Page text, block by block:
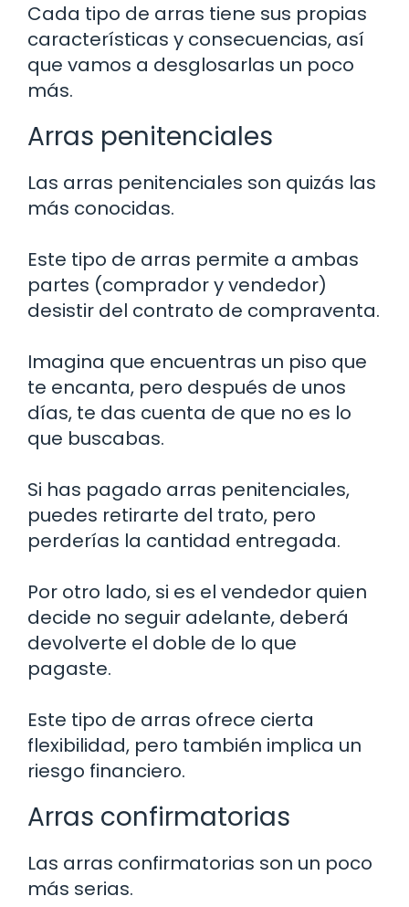
Cada tipo de arras tiene sus propias
características y consecuencias, así
que vamos a desglosarlas un poco
más.
Arras penitenciales
Las arras penitenciales son quizás las
más conocidas.
Este tipo de arras permite a ambas
partes (comprador y vendedor)
desistir del contrato de compraventa.
Imagina que encuentras un piso que
te encanta, pero después de unos
días, te das cuenta de que no es lo
que buscabas.
Si has pagado arras penitenciales,
puedes retirarte del trato, pero
perderías la cantidad entregada.
Por otro lado, si es el vendedor quien
decide no seguir adelante, deberá
devolverte el doble de lo que
pagaste.
Este tipo de arras ofrece cierta
flexibilidad, pero también implica un
riesgo financiero.
Arras confirmatorias
Las arras confirmatorias son un poco
más serias.